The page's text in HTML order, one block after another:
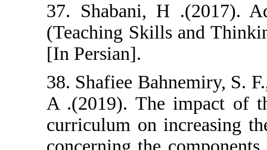
37. Shabani,
(Teaching
[In Persian].
38. Shafiee
A .(2019). The
curriculum on